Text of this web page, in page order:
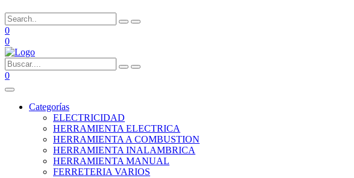
0
0
0
Categorías
ELECTRICIDAD
HERRAMIENTA ELECTRICA
HERRAMIENTA A COMBUSTION
HERRAMIENTA INALAMBRICA
HERRAMIENTA MANUAL
FERRETERIA VARIOS